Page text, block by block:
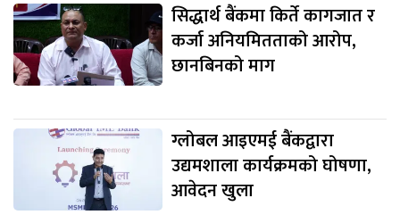
सिद्धार्थ बैंकमा किर्ते कागजात र
कर्जा अनियमितताको आरोप,
छानबिनको माग
ग्लोबल आइएमई बैंकद्वारा
उद्यमशाला कार्यक्रमको घोषणा,
आवेदन खुला